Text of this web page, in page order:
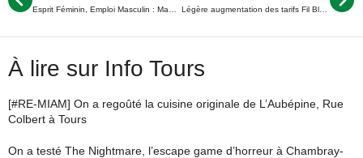
Légère augmentation des tarifs Fil Bleu le 1er août
À lire sur Info Tours
[#RE-MIAM] On a regoûté la cuisine originale de L’Aubépine, Rue
Colbert à Tours
On a testé The Nightmare, l’escape game d’horreur à Chambray-